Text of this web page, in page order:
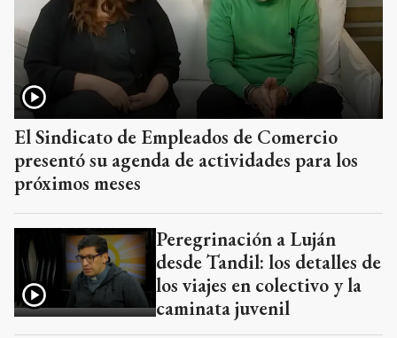
El Sindicato de Empleados de Comercio
presentó su agenda de actividades para los
próximos meses
Peregrinación a Luján
desde Tandil: los detalles de
los viajes en colectivo y la
caminata juvenil